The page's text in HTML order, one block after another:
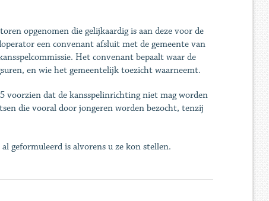
opgenomen die gelijkaardig is aan deze voor de
een convenant afsluit met de gemeente van
Het convenant bepaalt waar de
en wie het gemeentelijk toezicht waarneemt.
voorzien dat de kansspelinrichting niet mag worden
die vooral door jongeren worden bezocht, tenzij
geformuleerd is alvorens u ze kon stellen.